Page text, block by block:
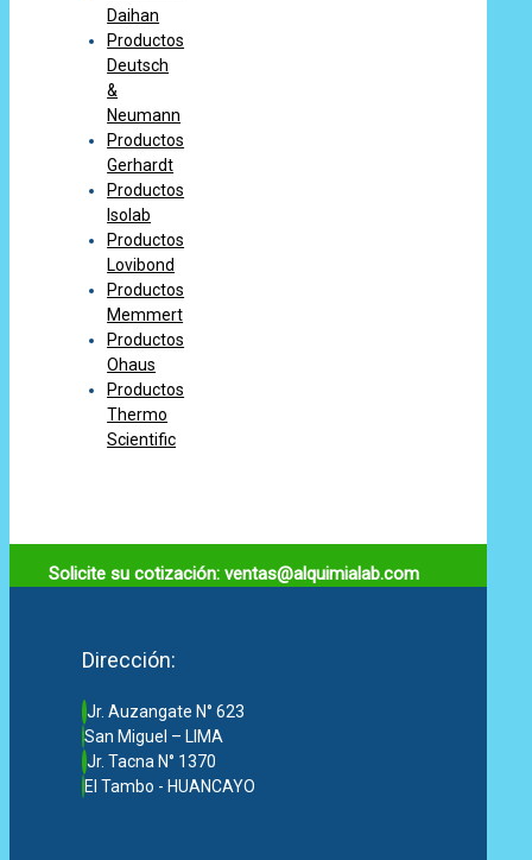
Daihan
Productos
Deutsch
&
Neumann
Productos
Gerhardt
Productos
Isolab
Productos
Lovibond
Productos
Memmert
Productos
Ohaus
Productos
Thermo
Scientific
Solicite su cotización: ventas@alquimialab.com
Dirección:
Jr. Auzangate N° 623
San Miguel – LIMA
Jr. Tacna N° 1370
El Tambo - HUANCAYO